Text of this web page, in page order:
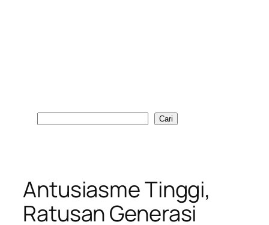
Cari
Antusiasme Tinggi,
Ratusan Generasi